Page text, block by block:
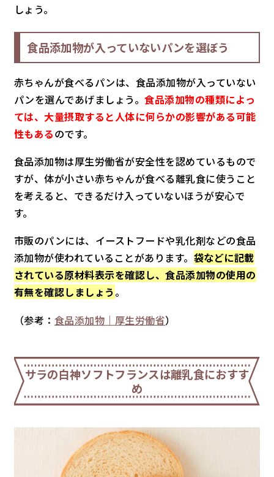
しょう。
食品添加物が入っていないパンを選ぼう
赤ちゃんが食べるパンは、食品添加物が入っていない
パンを選んであげましょう。食品添加物の種類によっ
ては、大量摂取すると人体に何らかの影響がある可能
性もあるのです。
食品添加物は厚生労働省が安全性を認めているもので
すが、体が小さい赤ちゃんが食べる離乳食に使うこと
を考えると、できるだけ入っていないほうが安心で
す。
市販のパンには、イーストフードや乳化剤などの食品
添加物が使われていることがあります。 袋などに記載
されている原材料表示を確認し、食品添加物の使用の
有無を確認しましょう。
（参考： 食品添加物｜厚生労働省）
サラの白神ソフトフランスは離乳食におすす
め